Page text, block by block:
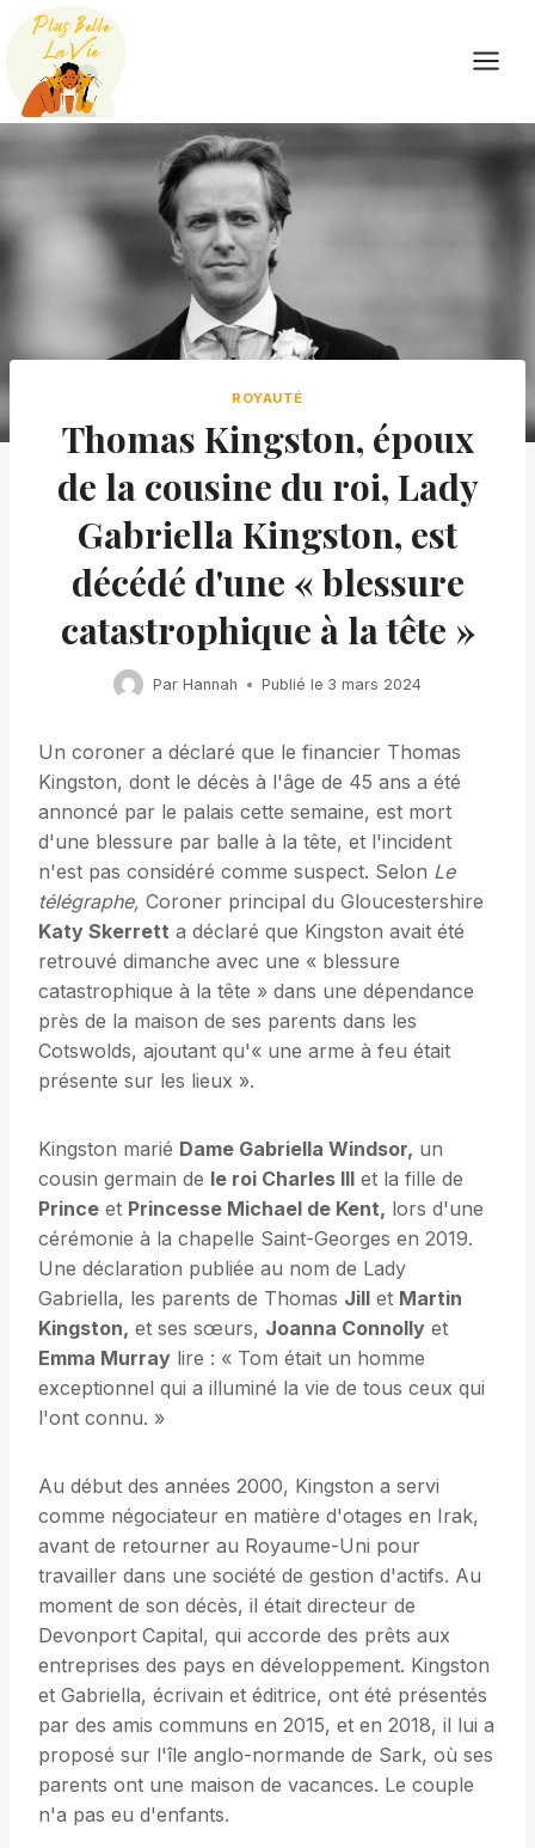
Skip
content
ROYAUTÉ
Thomas Kingston, époux
de la cousine du roi, Lady
Gabriella Kingston, est
décédé d'une « blessure
catastrophique à la tête »
Par Hannah Publié le 3 mars 2024
Un coroner a déclaré que le financier Thomas
Kingston, dont le décès à l'âge de 45 ans a été
annoncé par le palais cette semaine, est mort
d'une blessure par balle à la tête, et l'incident
n'est pas considéré comme suspect. Selon Le
télégraphe, Coroner principal du Gloucestershire
Katy Skerrett a déclaré que Kingston avait été
retrouvé dimanche avec une « blessure
catastrophique à la tête » dans une dépendance
près de la maison de ses parents dans les
Cotswolds, ajoutant qu'« une arme à feu était
présente sur les lieux ».
Kingston marié Dame Gabriella Windsor, un
cousin germain de le roi Charles III et la fille de
Prince et Princesse Michael de Kent, lors d'une
cérémonie à la chapelle Saint-Georges en 2019.
Une déclaration publiée au nom de Lady
Gabriella, les parents de Thomas Jill et Martin
Kingston, et ses sœurs, Joanna Connolly et
Emma Murray lire : « Tom était un homme
exceptionnel qui a illuminé la vie de tous ceux qui
l'ont connu. »
Au début des années 2000, Kingston a servi
comme négociateur en matière d'otages en Irak,
avant de retourner au Royaume-Uni pour
travailler dans une société de gestion d'actifs. Au
moment de son décès, il était directeur de
Devonport Capital, qui accorde des prêts aux
entreprises des pays en développement. Kingston
et Gabriella, écrivain et éditrice, ont été présentés
par des amis communs en 2015, et en 2018, il lui a
proposé sur l'île anglo-normande de Sark, où ses
parents ont une maison de vacances. Le couple
n'a pas eu d'enfants.